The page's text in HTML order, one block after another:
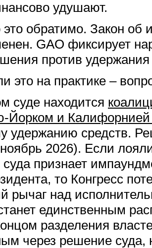
удушают.
обратимо. Закон об
GAO фиксирует
против удержания
это на практике –
суде находится
Йорком и Калифорнией
удержанию средств.
2026). Если
суда признает
то Конгресс
рычаг над
единственным
разделения
через решение суда,